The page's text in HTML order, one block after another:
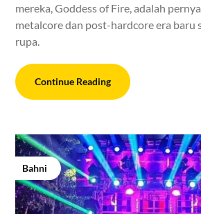
mereka, Goddess of Fire, adalah
metalcore dan post-hardcore era baru
rupa.
Continue Reading
Bahni